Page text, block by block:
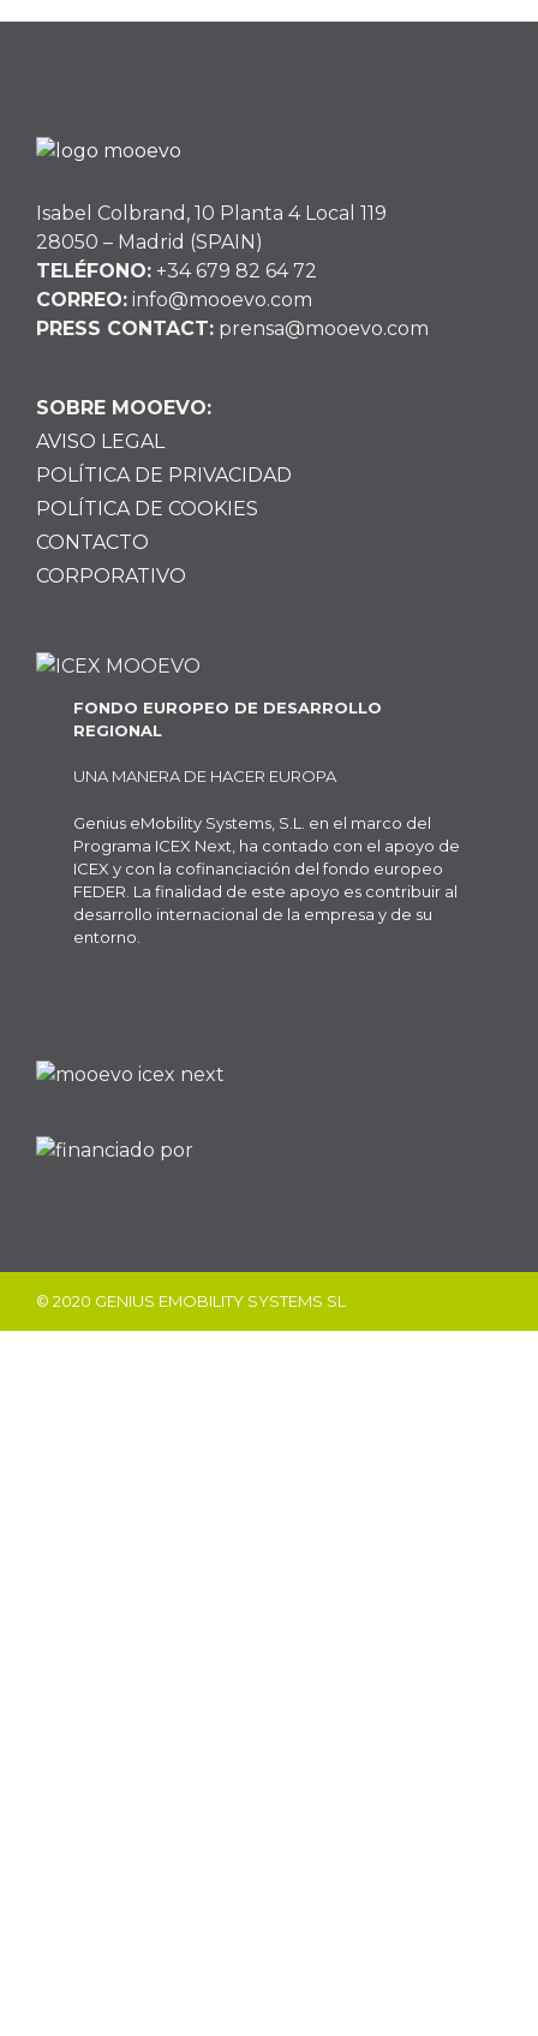
Isabel Colbrand, 10 Planta 4 Local 119
28050 – Madrid (SPAIN)
TELÉFONO: +34 679 82 64 72
CORREO: info@mooevo.com
PRESS CONTACT: prensa@mooevo.com
SOBRE MOOEVO:
AVISO LEGAL
POLÍTICA DE PRIVACIDAD
POLÍTICA DE COOKIES
CONTACTO
CORPORATIVO
FONDO EUROPEO DE DESARROLLO
REGIONAL
UNA MANERA DE HACER EUROPA
Genius eMobility Systems, S.L. en el marco del
Programa ICEX Next, ha contado con el apoyo de
ICEX y con la cofinanciación del fondo europeo
FEDER. La finalidad de este apoyo es contribuir al
desarrollo internacional de la empresa y de su
entorno.
© 2020 GENIUS EMOBILITY SYSTEMS SL